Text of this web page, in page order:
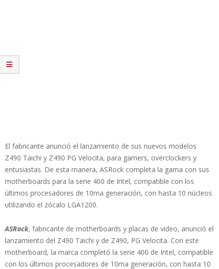
El fabricante anunció el lanzamiento de sus nuevos modelos
Z490 Taichi y Z490 PG Velocita, para gamers, overclockers y
entusiastas. De esta manera, ASRock completa la gama con sus
motherboards para la serie 400 de Intel, compatible con los
últimos procesadores de 10ma generación, con hasta 10 núcleos
utilizando el zócalo LGA1200.
ASRock, fabricante de motherboards y placas de video, anunció el
lanzamiento del Z490 Taichi y de Z490, PG Velocita. Con este
motherboard, la marca completó la serie 400 de Intel, compatible
con los últimos procesadores de 10ma generación, con hasta 10